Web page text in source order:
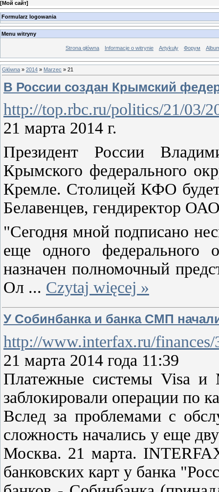
[Мой сайт]
Formularz logowania
Menu witryny
Strona główna Informacje o witrynie Artykuły Форум
Główna » 2014 » Marzec » 21
В России создан Крымский
http://top.rbc.ru/politics/21/03/
21 марта 2014 г.
Президент России
Крымского федерального
Кремле. Столицей КФО
Белавенцев, гендиректор
"Сегодня мной подписано
еще одного федерального
назначен полномочный
Ол ... Czytaj więcej »
У Собинбанка и банка СМП
http://www.interfax.ru/finances/
21 марта 2014 года 11:39
Платежные системы Visa и
заблокировали операции по
Вслед за проблемами с
сложность начались у еще
Москва. 21 марта.
банковских карт у банка